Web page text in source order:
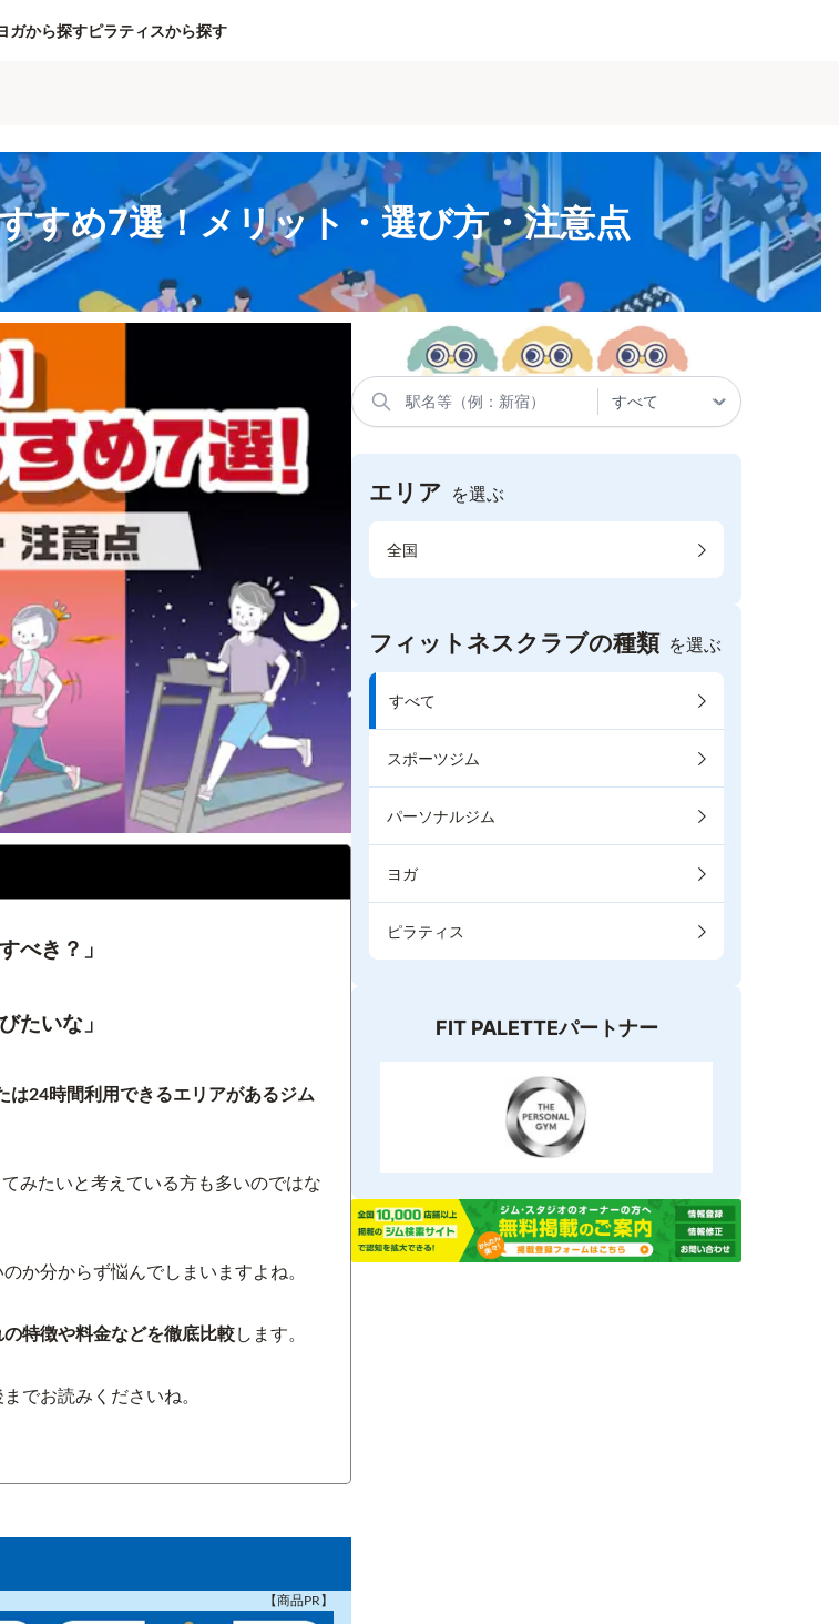
ガから探すピラティスから探す
すめ7選！メリット・選び方・注意点
べき？」
たいな」
は24時間利用できるエリアがあるジム
みたいと考えている方も多いのではな
か分からず悩んでしまいますよね。
特徴や料金などを徹底比較します。
でお読みくださいね。
【商品PR】
エリア を選ぶ
全国
フィットネスクラブの種類 を選ぶ
すべて
スポーツジム
パーソナルジム
ヨガ
ピラティス
FIT PALETTEパートナー